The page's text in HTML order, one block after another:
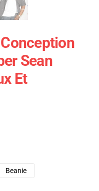
Sean
Et
Beanie